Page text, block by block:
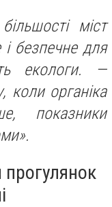
міст
і безпечне для
екологи. —
коли органіка
показники
прогулянок